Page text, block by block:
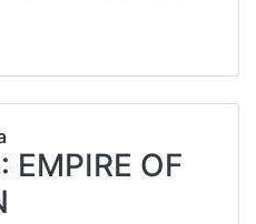
EMPIRE OF